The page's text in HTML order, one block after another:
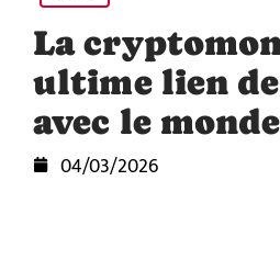
La
ultime lien
avec le
04/03/2026